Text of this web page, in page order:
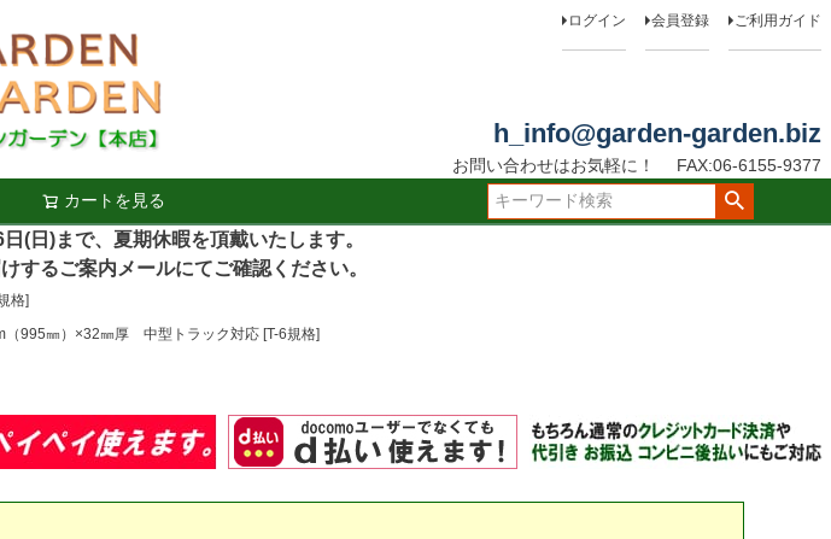
ログイン 会員登録 ご利用ガイド
h_info@garden-garden.biz
お問い合わせはお気軽に！
FAX:06-6155-9377
カートを見る
検索
(日)まで、夏期休暇を頂戴いたします。
ご案内メールにてご確認ください。
格]
995㎜）×32㎜厚 中型トラック対応 [T-6規格]